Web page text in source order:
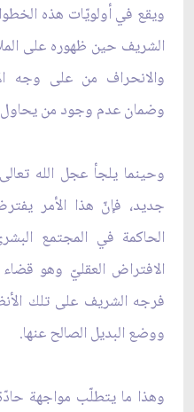
ويقع في أولويّات هذه
الشريف حين ظهوره على
والانحراف من على وجه
وضمان عدم وجود من يحاول
وحينما يلجأ عجل الله
جديد، فإنّ هذا الأمر
الحاكمة في المجتمع
الافتراض العقليّ وهو قضاء
فرجه الشريف على تلك
ووضع البديل الصالح عنها.
وهذا ما يتطلّب مواجهة